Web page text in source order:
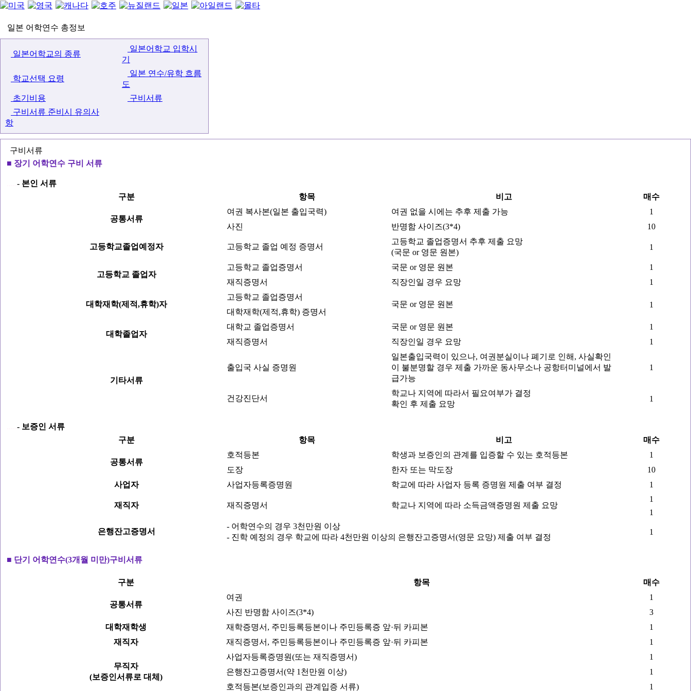
일본 어학연수 총정보
일본어학교의 종류
일본어학교 입학시
기
학교선택 요령
일본 연수/유학 흐름
도
초기비용
구비서류
구비서류 준비시 유의사
항
구비서류
■ 장기 어학연수 구비 서류
- 본인 서류
구분
항목 비고 매수
공통서류
여권 복사본(일본 출입국력) 여권 없을 시에는 추후 제출 가능
1
사진
반명함 사이즈(3*4) 10
고등학교졸업예정자 고등학교 졸업 예정 증명서
고등학교 졸업증명서 추후 제출 요망
(국문 or 영문 원본)
1
고등학교 졸업자
고등학교 졸업증명서 국문 or 영문 원본
1
재직증명서
직장인일 경우 요망 1
대학재학(제적,휴학)자
고등학교 졸업증명서
국문 or 영문 원본
1
대학재학(제적,휴학) 증명서
대학졸업자
대학교 졸업증명서 국문 or 영문 원본
1
재직증명서
직장인일 경우 요망 1
기타서류
출입국 사실 증명원
일본출입국력이 있으나, 여권분실이나 폐기로 인해, 사실확인
이 불분명할 경우 제출 가까운 동사무소나 공항터미널에서 발
급가능
1
건강진단서
학교나 지역에 따라서 필요여부가 결정
확인 후 제출 요망
1
- 보증인 서류
구분
항목 비고 매수
공통서류
호적등본 학생과 보증인의 관계를 입증할 수 있는 호적등본
1
도장
한자 또는 막도장
10
사업자
사업자등록증명원 학교에 따라 사업자 등록 증명원 제출 여부 결정 1
재직자 재직증명서 학교나 지역에 따라 소득금액증명원 제출 요망
1
1
은행잔고증명서
- 어학연수의 경우 3천만원 이상
- 진학 예정의 경우 학교에 따라 4천만원 이상의 은행잔고증명서(영문 요망) 제출 여부 결정
1
■ 단기 어학연수(3개월 미만)구비서류
구분 항목 매수
공통서류
여권
1
사진 반명함 사이즈(3*4)
3
대학재학생
재학증명서, 주민등록등본이나 주민등록증 앞·뒤 카피본
1
재직자
재직증명서, 주민등록등본이나 주민등록증 앞·뒤 카피본 1
무직자
(보증인서류로 대체)
사업자등록증명원(또는 재직증명서)
1
은행잔고증명서(약 1천만원 이상)
1
호적등본(보증인과의 관계입증 서류)
1